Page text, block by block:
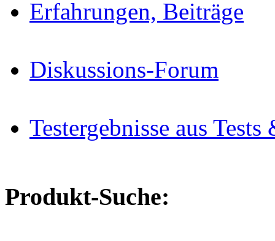
Erfahrungen, Beiträge
Diskussions-Forum
Testergebnisse aus
Produkt-Suche: